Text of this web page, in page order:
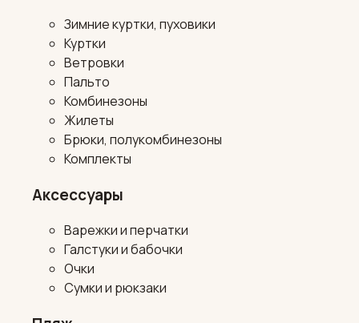
Зимние куртки, пуховики
Куртки
Ветровки
Пальто
Комбинезоны
Жилеты
Брюки, полукомбинезоны
Комплекты
Аксессуары
Варежки и перчатки
Галстуки и бабочки
Очки
Сумки и рюкзаки